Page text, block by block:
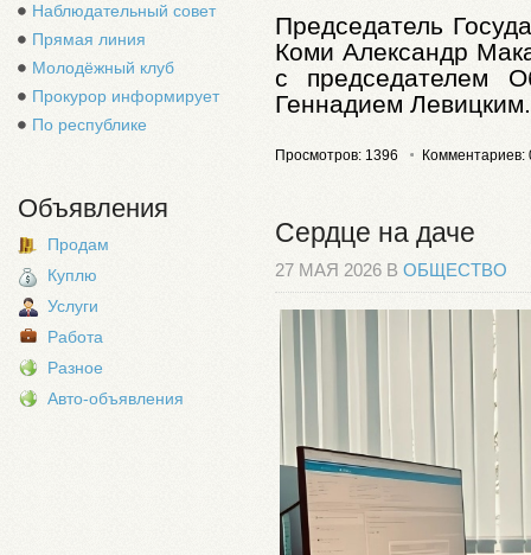
Наблюдательный совет
Прямая линия
Молодёжный клуб
Прокурор информирует
По республике
Объявления
Продам
Куплю
Услуги
Работа
Разное
Авто-объявления
Председатель
Коми Александр
с председателем
Геннадием Левицким.
Просмотров: 1396 Комментариев:
Сердце на даче
27 МАЯ 2026 В ОБЩЕСТВО